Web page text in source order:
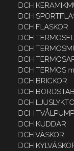
DCH
DCH
DCH FLASKOR
DCH
DCH
DCH
DCH TERMOS
DCH BRICKOR
DCH
DCH
DCH
DCH KUDDAR
DCH VÄSKOR
DCH